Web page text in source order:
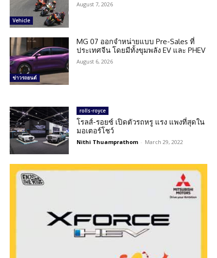
Vehicle
August 7, 2026
ข่าวรถยนต์
MG 07 ออกจำหน่ายแบบ Pre-Sales ที่
ประเทศจีน โดยมีทั้งขุมพลัง EV และ PHEV
August 6, 2026
rolls-royce
โรลส์-รอยซ์ เปิดตัวรถหรู แรง แพงที่สุดใน
มอเตอร์โชว์
Nithi Thuamprathom - March 29, 2022